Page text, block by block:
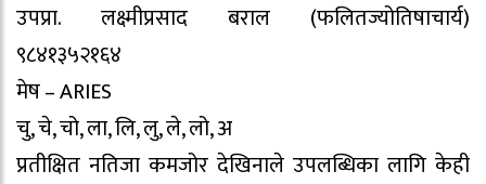
उपप्रा. लक्ष्मीप्रसाद बराल (फलितज्योतिषाचार्य)
९८४१३५२१६४
मेष – ARIES
चु, चे, चो, ला, लि, लु, ले, लो, अ
प्रतीक्षित नतिजा कमजोर देखिनाले उपलब्धिका लागि केही